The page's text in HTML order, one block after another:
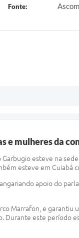
Fonte:
e mulheres da
esteve na
esteve em Cuiabá
apoio do
Marrafon, e
Durante este período